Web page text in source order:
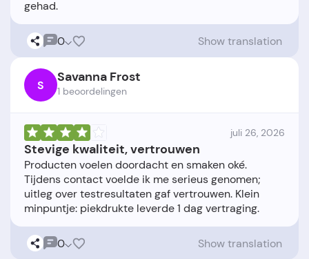
0 Show translation
S Savanna Frost
1 beoordelingen
juli 26, 2026
Stevige kwaliteit, vertrouwen
Producten voelen doordacht en smaken oké.
Tijdens contact voelde ik me serieus genomen;
uitleg over testresultaten gaf vertrouwen. Klein
0 Show translation